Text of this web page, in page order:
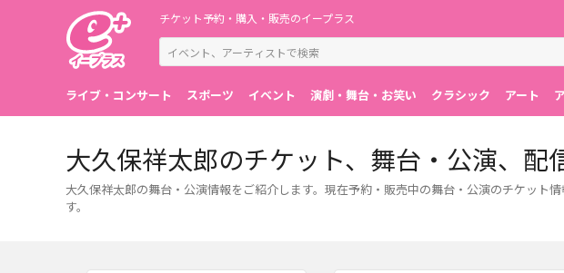
チケット予約・購入・販売のイープラス
ライブ・コンサート スポーツ イベント 演劇・舞台・お笑い クラシック アート
大久保祥太郎のチケット、舞台・公演、配
大久保祥太郎の舞台・公演情報をご紹介します。現在予約・販売中の舞台・公演のチケット
す。